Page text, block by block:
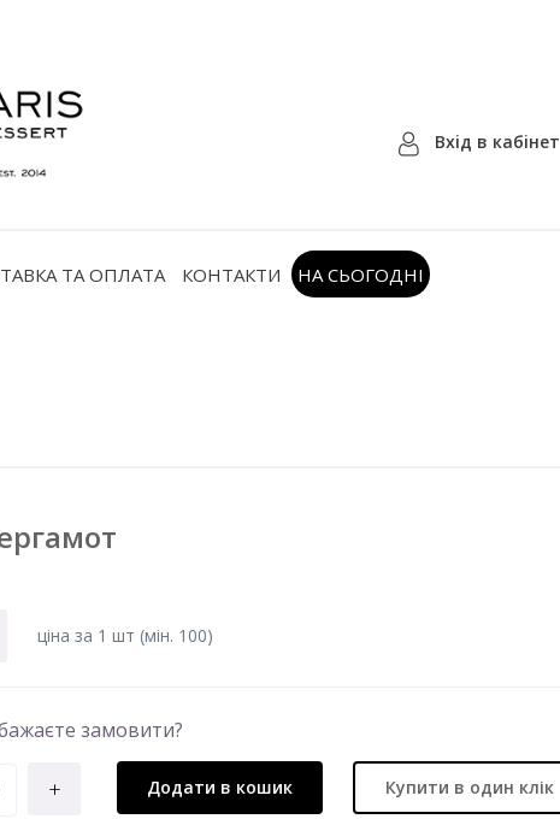
Вхiд в кабiнет
ТА ОПЛАТА КОНТАКТИ НА СЬОГОДНІ
ціна за 1 шт (мiн. 100)
замовити?
+ Додати в кошик Купити в один клік